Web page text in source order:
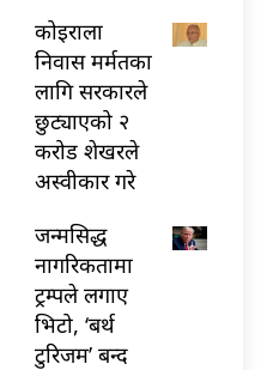
कोइराला
निवास मर्मतका
लागि सरकारले
छुट्याएको २
करोड शेखरले
अस्वीकार गरे
जन्मसिद्ध
नागरिकतामा
ट्रम्पले लगाए
भिटो, ‘बर्थ
टुरिजम’ बन्द